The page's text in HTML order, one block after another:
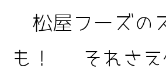
松屋フーズの
も！ それさえ